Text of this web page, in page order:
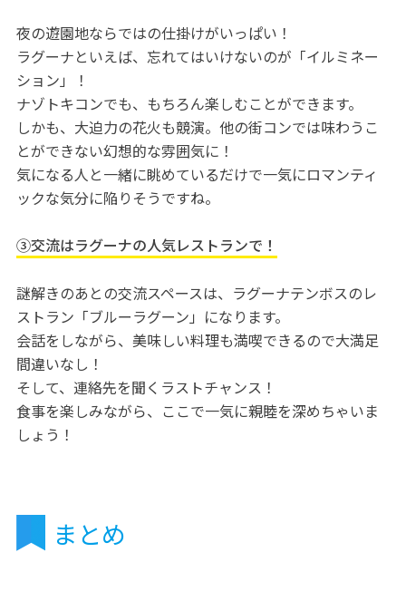
夜の遊園地ならではの仕掛けがいっぱい！
ラグーナといえば、忘れてはいけないのが「イルミネー
ション」！
ナゾトキコンでも、もちろん楽しむことができます。
しかも、大迫力の花火も競演。他の街コンでは味わうこ
とができない幻想的な雰囲気に！
気になる人と一緒に眺めているだけで一気にロマンティ
ックな気分に陥りそうですね。
③交流はラグーナの人気レストランで！
謎解きのあとの交流スペースは、ラグーナテンボスのレ
ストラン「ブルーラグーン」になります。
会話をしながら、美味しい料理も満喫できるので大満足
間違いなし！
そして、連絡先を聞くラストチャンス！
食事を楽しみながら、ここで一気に親睦を深めちゃいま
しょう！
まとめ